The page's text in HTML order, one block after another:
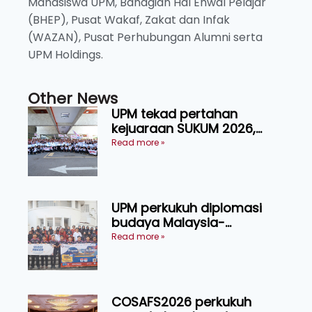
(BHEP), Pusat Wakaf, Zakat dan Infak
(WAZAN), Pusat Perhubungan Alumni serta
UPM Holdings.
Other News
UPM tekad pertahan
kejuaraan SUKUM 2026,
sasar 16 pingat emas
Read more »
UPM perkukuh diplomasi
budaya Malaysia-
Indonesia melalui Narasi
Read more »
COSAFS2026 perkukuh